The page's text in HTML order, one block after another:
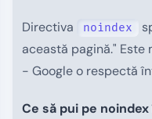
Directiva noindex
această pagină."
- Google o respectă
Ce să pui pe